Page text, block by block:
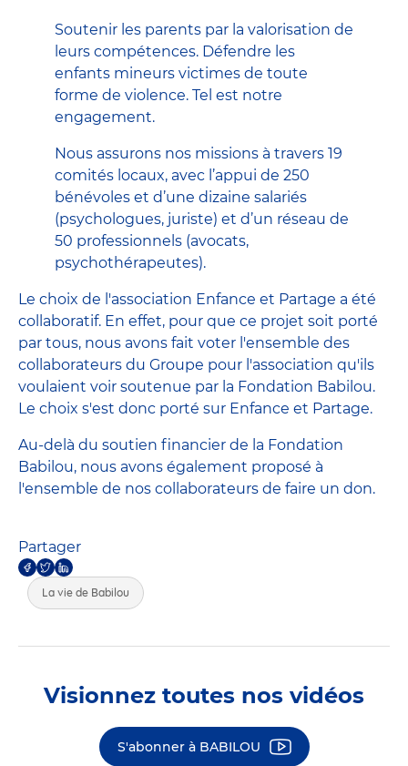
Soutenir les parents par la valorisation de
leurs compétences. Défendre les
enfants mineurs victimes de toute
forme de violence. Tel est notre
engagement.
Nous assurons nos missions à travers 19
comités locaux, avec l’appui de 250
bénévoles et d’une dizaine salariés
(psychologues, juriste) et d’un réseau de
50 professionnels (avocats,
psychothérapeutes).
Le choix de l'association Enfance et Partage a été
collaboratif. En effet, pour que ce projet soit porté
par tous, nous avons fait voter l'ensemble des
collaborateurs du Groupe pour l'association qu'ils
voulaient voir soutenue par la Fondation Babilou.
Le choix s'est donc porté sur Enfance et Partage.
Au-delà du soutien financier de la Fondation
Babilou, nous avons également proposé à
l'ensemble de nos collaborateurs de faire un don.
Partager
La vie de Babilou
Visionnez toutes nos vidéos
S'abonner à BABILOU